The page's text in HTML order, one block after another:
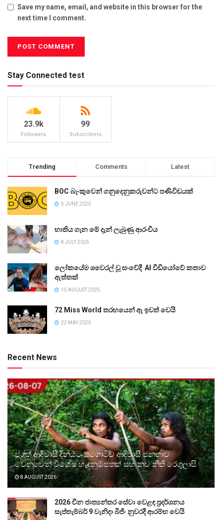
Save my name, email, and website in this browser for the
next time I comment.
Stay Connected test
23.9k
Followers
99
Subscribers
Trending Comments Latest
BOC බැංකුවෙන් ගනුදෙනුකරුවන්ට පණිවිඩයක්
5 JUNE 2025
භාතිය ගැන මේ දැන් ලැබුණු ආරංචිය
8 JULY 2025
ලෝකයේම වෛරල් වූ සංවේදී AI වීඩියෝවේ කතාව
ඇත්තක්
15 AUGUST 2025
72 Miss World තරඟයෙන් ඈ ඉවත් වෙයි
22 MAY 2025
Recent News
ජගත් ආදිවාසි දිනයට සමගාමීව ආදිවාසී ජනතාව
වෙනුවෙන් විශේෂ හැඳුනුම්පතක් සහ නව නීති රෙගුලාසි
8 AUGUST 2026
2026 චීන ජාත්‍යන්තර සේවා වෙළඳ ප්‍රදර්ශනය
සැප්තැම්බර් 9 වැනිදා බීජිං නුවරදී ආරම්භ වෙයි